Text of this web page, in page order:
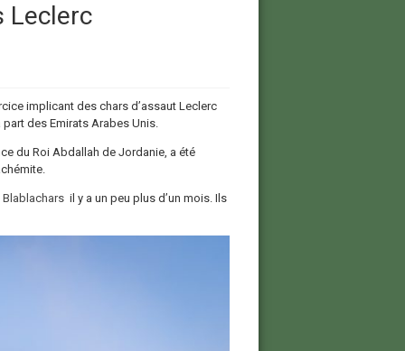
Leclerc
implicant des chars d’assaut Leclerc
des Emirats Arabes Unis.
du Roi Abdallah de Jordanie, a été
Blablachars il y a un peu plus d’un mois. Ils